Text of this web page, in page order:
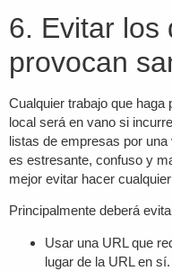
6. Evitar los
provocan
Cualquier trabajo que
local será en vano si
listas de empresas por
es estresante, confuso y
mejor evitar hacer
Principalmente deberá
Usar una URL que
lugar de la URL en sí.